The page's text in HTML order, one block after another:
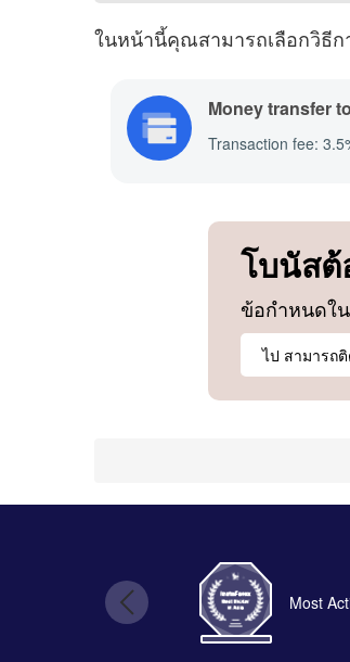
ในหน้านี้คุณสามารถเลือกวิธี
Money transfer
Transaction fee:
โบนัสต้
ข้อกำหนดใน
ไป สามารถ
Most